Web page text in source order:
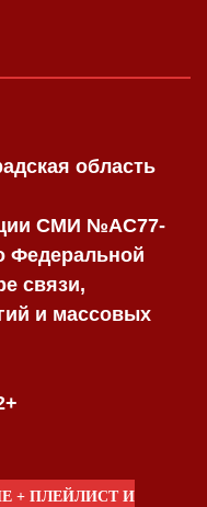
область
СМИ №AC77-
Федеральной
связи,
и массовых
+ ПЛЕЙЛИСТ И